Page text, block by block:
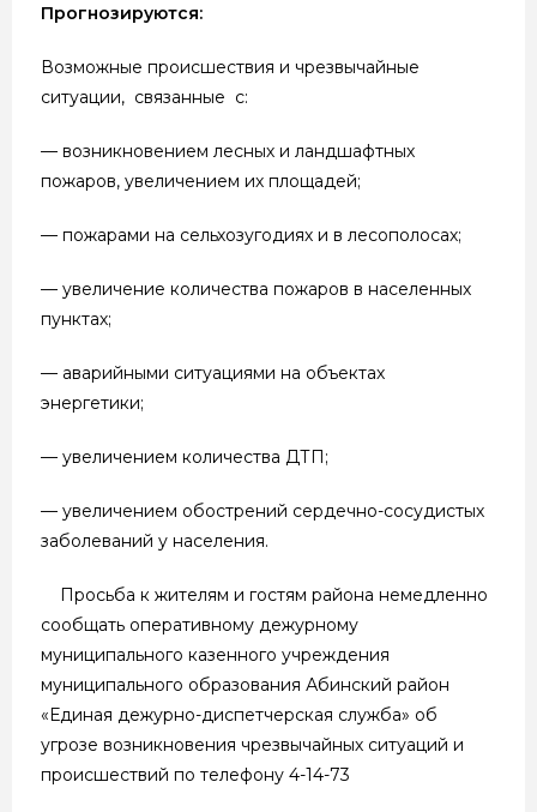
Прогнозируются:
Возможные происшествия и чрезвычайные
ситуации, связанные с:
— возникновением лесных и ландшафтных
пожаров, увеличением их площадей;
— пожарами на сельхозугодиях и в лесополосах;
— увеличение количества пожаров в населенных
пунктах;
— аварийными ситуациями на объектах
энергетики;
— увеличением количества ДТП;
— увеличением обострений сердечно-сосудистых
заболеваний у населения.
Просьба к жителям и гостям района немедленно
сообщать оперативному дежурному
муниципального казенного учреждения
муниципального образования Абинский район
«Единая дежурно-диспетчерская служба» об
угрозе возникновения чрезвычайных ситуаций и
происшествий по телефону 4-14-73